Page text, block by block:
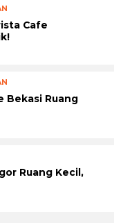
Cafe
Bekasi Ruang
Ruang Kecil,